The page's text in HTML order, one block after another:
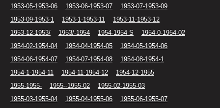
1953-05-1953-06 1953-06-1953-07
1953-07-1953-09
1953-09-1953-1
1953-1-1953-11
1953-11-1953-12
1953-12-1953/
1953/-1954 1954-1954 S
1954-0-1954-02
1954-02-1954-04
1954-04-1954-05
1954-05-1954-06
1954-06-1954-07
1954-07-1954-08
1954-08-1954-1
1954-1-1954-11
1954-11-1954-12
1954-12-1955
1955-1955-
1955--1955-02
1955-02-1955-03
1955-03-1955-04
1955-04-1955-06
1955-06-1955-07